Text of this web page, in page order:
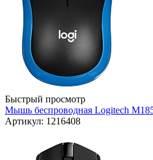
Быстрый просмотр
Мышь беспроводная Logitech
Артикул: 1216408